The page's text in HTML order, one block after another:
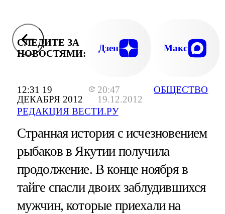
12:31 19
ДЕКАБРЯ 2012
20:47
19.12.2012
РЕДАКЦИЯ ВЕСТИ.РУ
ОБЩЕСТВО
СЛЕДИТЕ ЗА
НОВОСТЯМИ:
Дзен Макс
Странная история с исчезновением
рыбаков в Якутии получила
продолжение. В конце ноября в
тайге спасли двоих заблудившихся
мужчин, которые приехали на